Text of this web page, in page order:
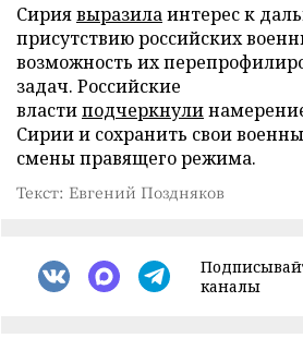
Сириявыразилаинтерес к
присутствию российских
возможность их
задач. Российские
властиподчеркнули
Сирии и сохранить свои
смены правящего режима.
Текст: Евгений Поздняков
каналы